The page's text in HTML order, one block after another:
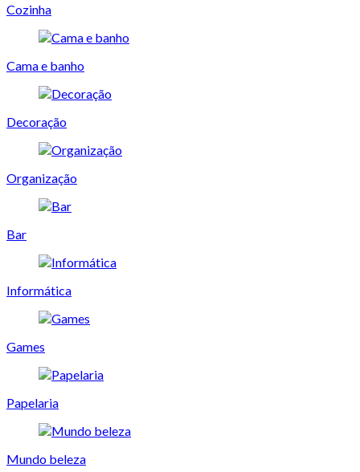
Cozinha
Cama e banho
Decoração
Organização
Bar
Informática
Games
Papelaria
Mundo beleza